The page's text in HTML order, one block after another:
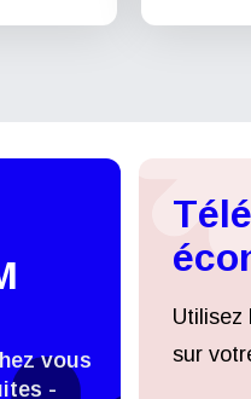
vous
-
Utilisez
sur